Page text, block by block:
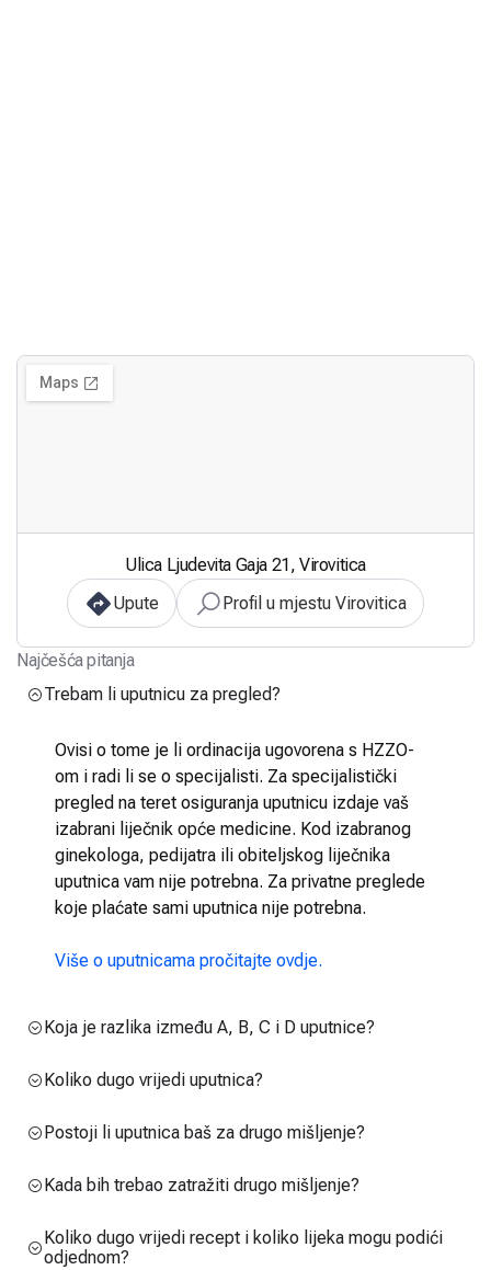
Ulica Ljudevita Gaja 21, Virovitica
Upute
Profil u mjestu Virovitica
Najčešća pitanja
Trebam li uputnicu za pregled?
Ovisi o tome je li ordinacija ugovorena s HZZO-
om i radi li se o specijalisti. Za specijalistički
pregled na teret osiguranja uputnicu izdaje vaš
izabrani liječnik opće medicine. Kod izabranog
ginekologa, pedijatra ili obiteljskog liječnika
uputnica vam nije potrebna. Za privatne preglede
koje plaćate sami uputnica nije potrebna.
Više o uputnicama pročitajte ovdje.
Koja je razlika između A, B, C i D uputnice?
Koliko dugo vrijedi uputnica?
Postoji li uputnica baš za drugo mišljenje?
Kada bih trebao zatražiti drugo mišljenje?
Koliko dugo vrijedi recept i koliko lijeka mogu podići
odjednom?